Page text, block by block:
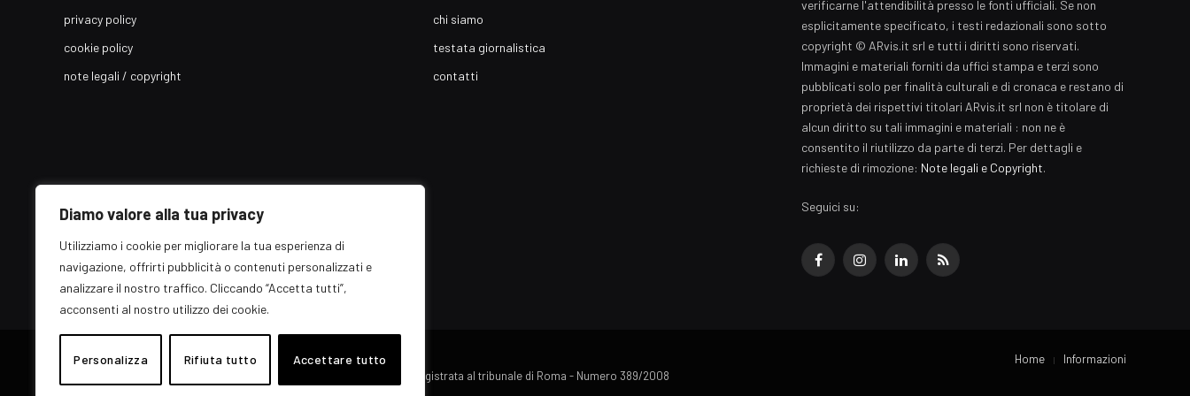
Diamo valore alla tua privacy
Utilizziamo i cookie per migliorare la tua esperienza di
navigazione, offrirti pubblicità o contenuti personalizzati e
analizzare il nostro traffico. Cliccando “Accetta tutti”,
acconsenti al nostro utilizzo dei cookie.
Personalizza Rifiuta tutto Accettare tutto
privacy policy
cookie policy
note legali / copyright
chi siamo
testata giornalistica
contatti
verificarne l'attendibilità presso le fonti ufficiali. Se non
esplicitamente specificato, i testi redazionali sono sotto
copyright © ARvis.it srl e tutti i diritti sono riservati.
Immagini e materiali forniti da uffici stampa e terzi sono
pubblicati solo per finalità culturali e di cronaca e restano di
proprietà dei rispettivi titolari ARvis.it srl non è titolare di
alcun diritto su tali immagini e materiali : non ne è
consentito il riutilizzo da parte di terzi. Per dettagli e
richieste di rimozione: Note legali e Copyright.
Seguici su:
FacebookInstagramLinkedInRSS
© 2026 EZ Rome Designed byARvis.it.
Il portale EZ Rome e' una testata giornalistica di carattere generalista registrata al tribunale di Roma - Numero 389/2008
Home Informazioni